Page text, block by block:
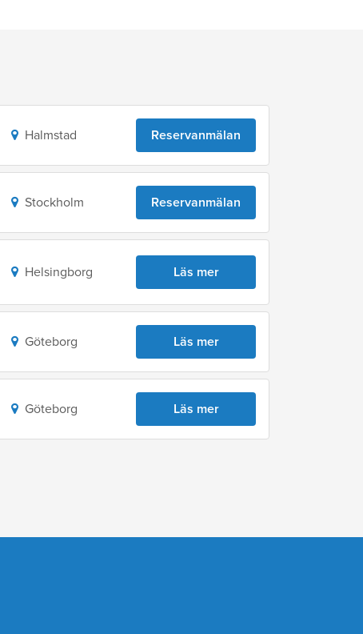
Halmstad Reservanmälan
Stockholm Reservanmälan
Helsingborg Läs mer
Göteborg Läs mer
Göteborg Läs mer